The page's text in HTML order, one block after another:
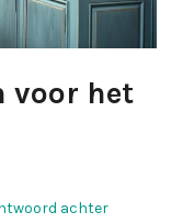
voor het
achter